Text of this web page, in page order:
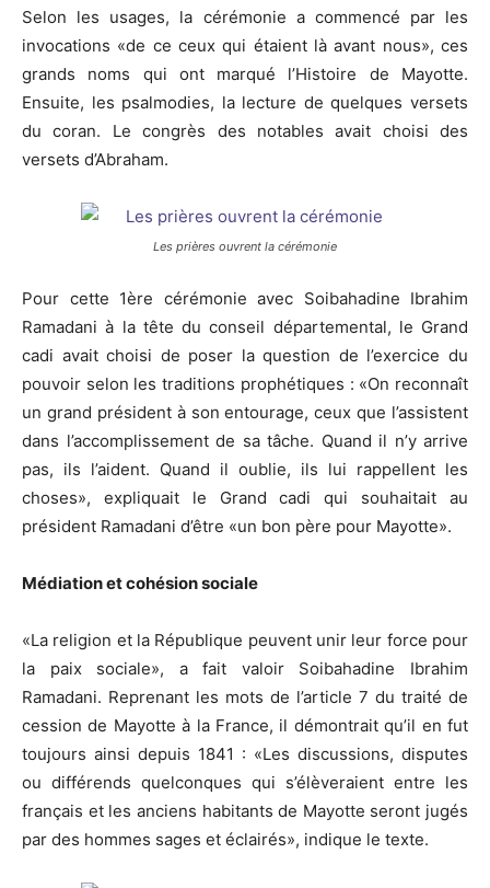
Selon les usages, la cérémonie a commencé par les
invocations «de ce ceux qui étaient là avant nous», ces
grands noms qui ont marqué l’Histoire de Mayotte.
Ensuite, les psalmodies, la lecture de quelques versets
du coran. Le congrès des notables avait choisi des
versets d’Abraham.
Les prières ouvrent la cérémonie
Pour cette 1ère cérémonie avec Soibahadine Ibrahim
Ramadani à la tête du conseil départemental, le Grand
cadi avait choisi de poser la question de l’exercice du
pouvoir selon les traditions prophétiques : «On reconnaît
un grand président à son entourage, ceux que l’assistent
dans l’accomplissement de sa tâche. Quand il n’y arrive
pas, ils l’aident. Quand il oublie, ils lui rappellent les
choses», expliquait le Grand cadi qui souhaitait au
président Ramadani d’être «un bon père pour Mayotte».
Médiation et cohésion sociale
«La religion et la République peuvent unir leur force pour
la paix sociale», a fait valoir Soibahadine Ibrahim
Ramadani. Reprenant les mots de l’article 7 du traité de
cession de Mayotte à la France, il démontrait qu’il en fut
toujours ainsi depuis 1841 : «Les discussions, disputes
ou différends quelconques qui s’élèveraient entre les
français et les anciens habitants de Mayotte seront jugés
par des hommes sages et éclairés», indique le texte.